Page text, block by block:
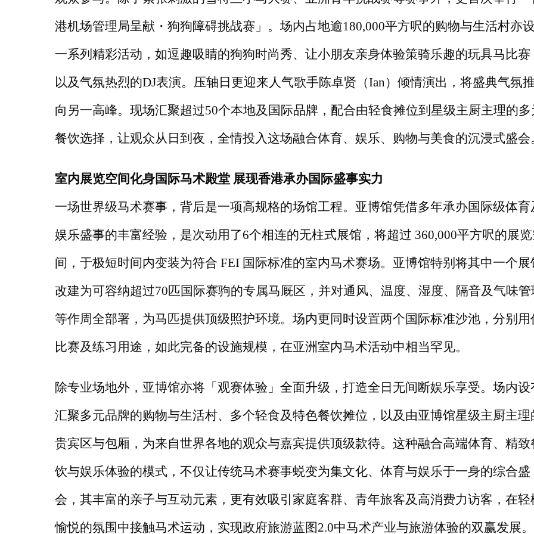
港机场管理局呈献・狗狗障碍挑战赛」。场内占地逾180,000平方呎的购物与生活村亦设
一系列精彩活动，如逗趣吸睛的狗狗时尚秀、让小朋友亲身体验策骑乐趣的玩具马比赛
以及气氛热烈的DJ表演。压轴日更迎来人气歌手陈卓贤（Ian）倾情演出，将盛典气氛推
向另一高峰。现场汇聚超过50个本地及国际品牌，配合由轻食摊位到星级主厨主理的多
餐饮选择，让观众从日到夜，全情投入这场融合体育、娱乐、购物与美食的沉浸式盛会
室内展览空间化身国际马术殿堂 展现香港承办国际盛事实力
一场世界级马术赛事，背后是一项高规格的场馆工程。亚博馆凭借多年承办国际级体育
娱乐盛事的丰富经验，是次动用了6个相连的无柱式展馆，将超过 360,000平方呎的展
间，于极短时间内变装为符合 FEI 国际标准的室内马术赛场。亚博馆特别将其中一个展
改建为可容纳超过70匹国际赛驹的专属马厩区，并对通风、温度、湿度、隔音及气味管
等作周全部署，为马匹提供顶级照护环境。场内更同时设置两个国际标准沙池，分别用
比赛及练习用途，如此完备的设施规模，在亚洲室内马术活动中相当罕见。
除专业场地外，亚博馆亦将「观赛体验」全面升级，打造全日无间断娱乐享受。场内设
汇聚多元品牌的购物与生活村、多个轻食及特色餐饮摊位，以及由亚博馆星级主厨主理
贵宾区与包厢，为来自世界各地的观众与嘉宾提供顶级款待。这种融合高端体育、精致
饮与娱乐体验的模式，不仅让传统马术赛事蜕变为集文化、体育与娱乐于一身的综合盛
会，其丰富的亲子与互动元素，更有效吸引家庭客群、青年旅客及高消费力访客，在轻
愉悦的氛围中接触马术运动，实现政府旅游蓝图2.0中马术产业与旅游体验的双赢发展。